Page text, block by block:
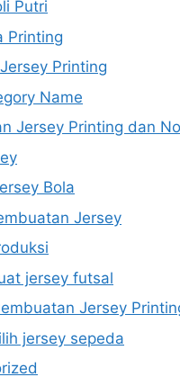
Putri
Printing
Printing
Name
Jersey Printing dan
Bola
Jersey
jersey futsal
Jersey
jersey sepeda